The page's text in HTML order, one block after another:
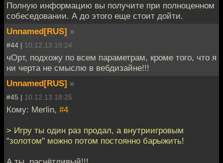
Полную информацию вы получите при полноценном
собеседовании. А до этого еще стоит дойти.
Unnamed[RUS] »
#44 | 10.12.13 18:24
чОрт, подхожу по всем параметрам, кроме того, что я
ни черта не смыслю в вебдизайне!!!
Unnamed[RUS] »
#45 | 10.12.13 18:25
Кому: Merlin, #4
> Игру ты один раз продал, а внутриигровым
"золотом" можно потом постоянно барыжить!